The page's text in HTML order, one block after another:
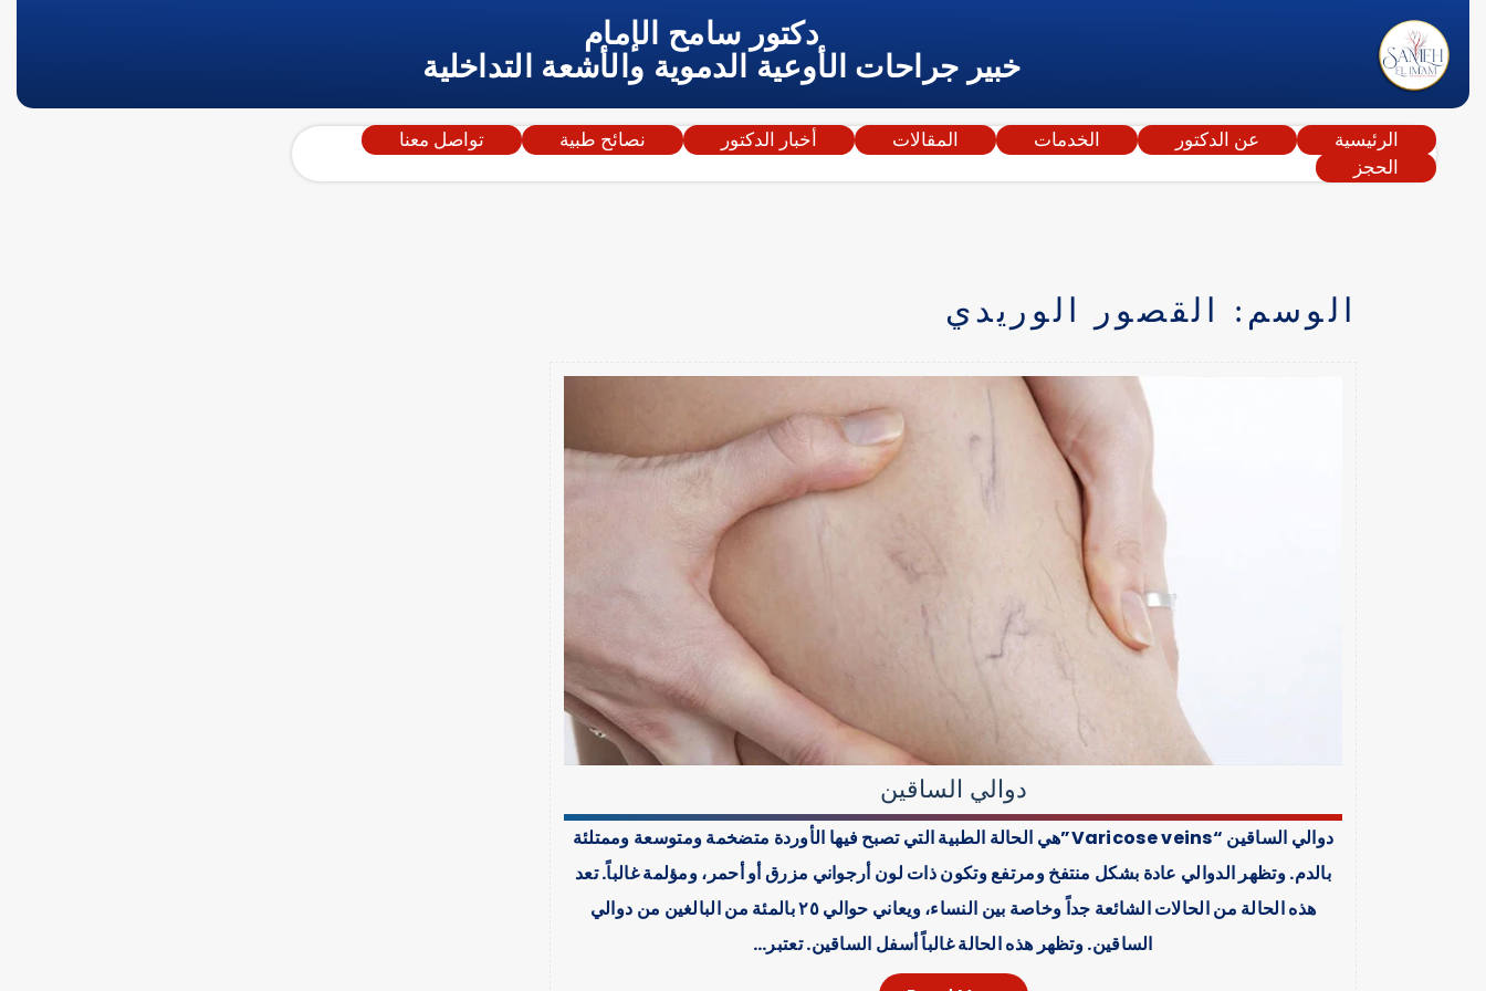
دكتور سامح الإمام
خبير جراحات الأوعية الدموية والأشعة التداخلية
الرئيسية عن الدكتور الخدمات المقالات أخبار الدكتور نصائح طبية
تواصل معنا
الحجز
الوسم: القصور الوريدي
دوالي الساقين
دوالي الساقين “Varicose veins”هي الحالة الطبية التي تصبح فيها الأوردة متضخمة ومتوسعة وممتلئة
بالدم. وتظهر الدوالي عادة بشكل منتفخ ومرتفع وتكون ذات لون أرجواني مزرق أو أحمر، ومؤلمة غالباً. تعد
هذه الحالة من الحالات الشائعة جداً وخاصة بين النساء، ويعاني حوالي ٢٥ بالمئة من البالغين من دوالي
الساقين. وتظهر هذه الحالة غالباً أسفل الساقين. تعتبر…